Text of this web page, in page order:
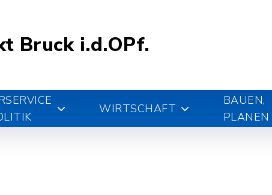
Bruck i.d.OPf.
WIRTSCHAFT
BAUEN,
PLANEN